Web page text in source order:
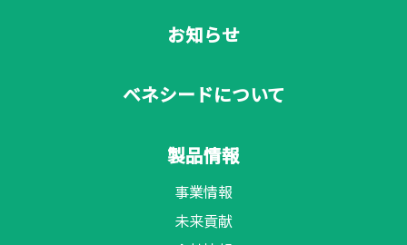
お知らせ
ベネシードについて
製品情報
事業情報
未来貢献